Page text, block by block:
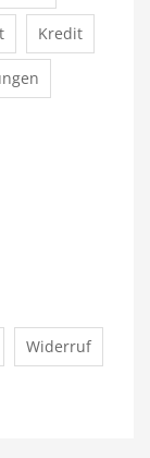
Kredit
Widerruf